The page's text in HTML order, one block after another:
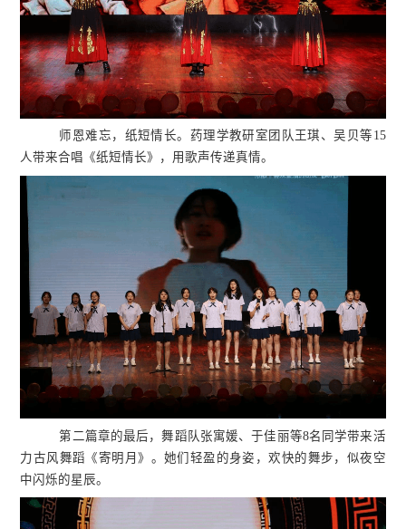
师恩难忘，纸短情长。药理学教研室团队王琪、吴贝等15
人带来合唱《纸短情长》，用歌声传递真情。
第二篇章的最后，舞蹈队张寓媛、于佳丽等8名同学带来活
力古风舞蹈《寄明月》。她们轻盈的身姿，欢快的舞步，似夜空
中闪烁的星辰。